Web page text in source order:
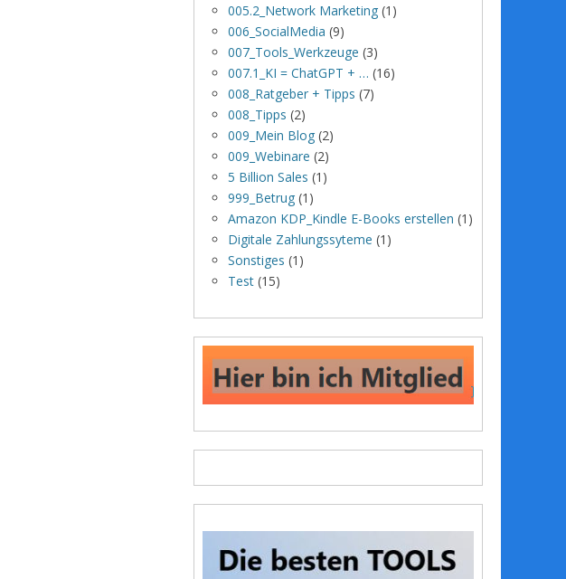
005.2_Network Marketing (1)
006_SocialMedia (9)
007_Tools_Werkzeuge (3)
007.1_KI = ChatGPT + … (16)
008_Ratgeber + Tipps (7)
008_Tipps (2)
009_Mein Blog (2)
009_Webinare (2)
5 Billion Sales (1)
999_Betrug (1)
Amazon KDP_Kindle E-Books erstellen (1)
Digitale Zahlungssyteme (1)
Sonstiges (1)
Test (15)